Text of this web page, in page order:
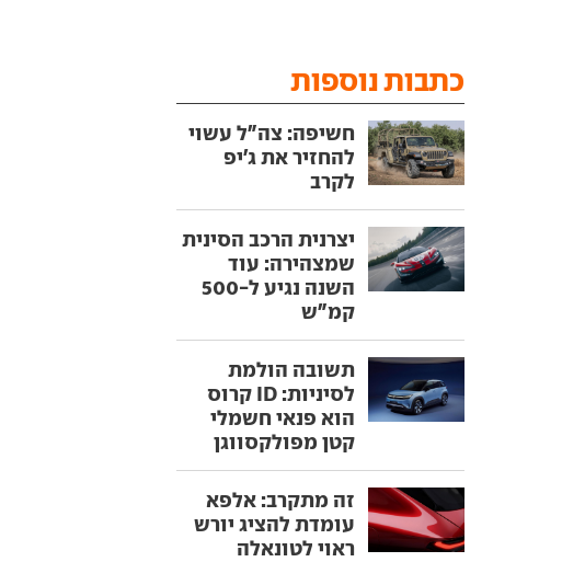
כתבות נוספות
חשיפה: צה"ל עשוי
להחזיר את ג'יפ
לקרב
יצרנית הרכב הסינית
שמצהירה: עוד
השנה נגיע ל-500
קמ"ש
תשובה הולמת
לסיניות: ID קרוס
הוא פנאי חשמלי
קטן מפולקסווגן
זה מתקרב: אלפא
עומדת להציג יורש
ראוי לטונאלה